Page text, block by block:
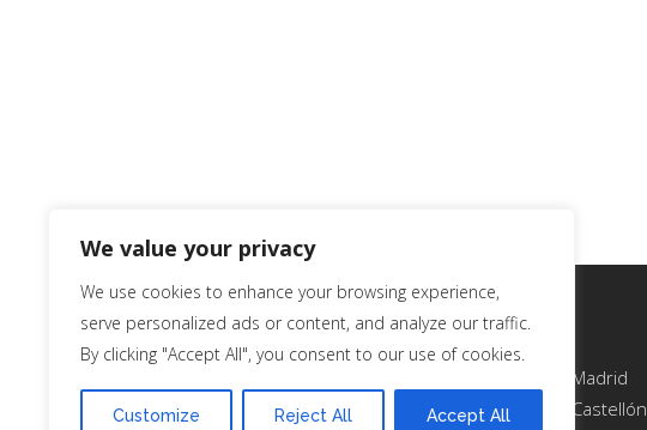
We value your privacy
We use cookies to enhance your browsing experience,
serve personalized ads or content, and analyze our traffic.
By clicking "Accept All", you consent to our use of cookies.
Customize Reject All Accept All
Contacto
91 722 36 41 - Madrid
964 39 00 66 - Castellón